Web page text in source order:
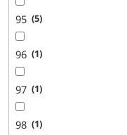
95 5
96 1
97 1
98 1